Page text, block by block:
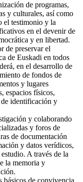
de programas,
y culturales, así como
el testimonio y la
en el devenir de
y en libertad.
de preservar el
de Euskadi en todos
en el desarrollo de
de fondos de
y lugares
espacios físicos,
de identificación y
y colaborando
y foros de
de documentación
y datos verídicos,
A través de la
la memoria y